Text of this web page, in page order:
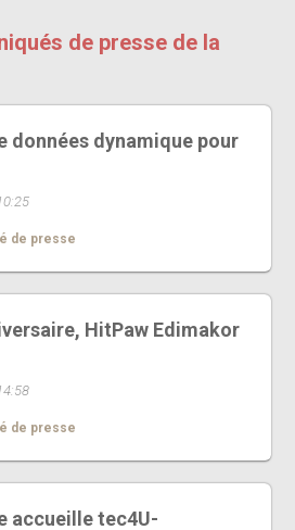
de presse de la
données dynamique pour
de presse
HitPaw Edimakor
de presse
accueille tec4U-